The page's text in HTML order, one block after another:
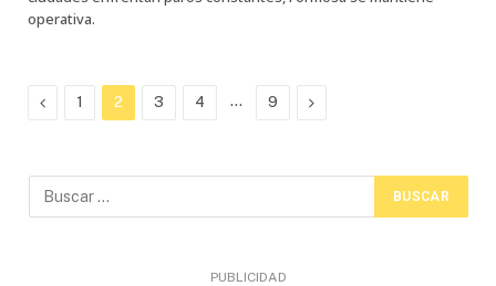
operativa.
Previous
1 2 3 4 … 9 Next
PUBLICIDAD